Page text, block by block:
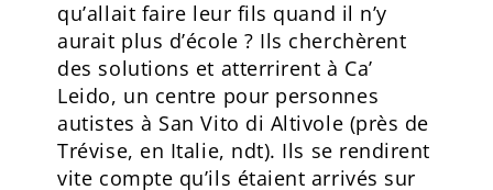
qu’allait faire leur fils quand il n’y
aurait plus d’école ? Ils cherchèrent
des solutions et atterrirent à Ca’
Leido, un centre pour personnes
autistes à San Vito di Altivole (près de
Trévise, en Italie, ndt). Ils se rendirent
vite compte qu’ils étaient arrivés sur